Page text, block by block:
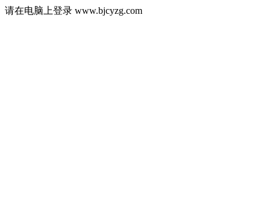
请在电脑上登录 www.bjcyzg.com